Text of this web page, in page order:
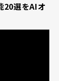
20選をAIオ